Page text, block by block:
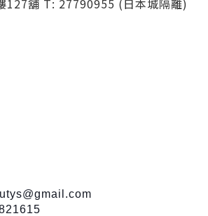
127舖 T: 27790955 (日本城隔離)